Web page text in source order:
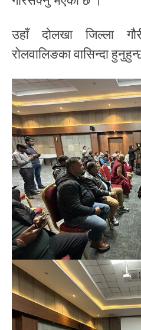
उहाँ दोलखा जिल्ला
रोलवालिङका वासिन्दा